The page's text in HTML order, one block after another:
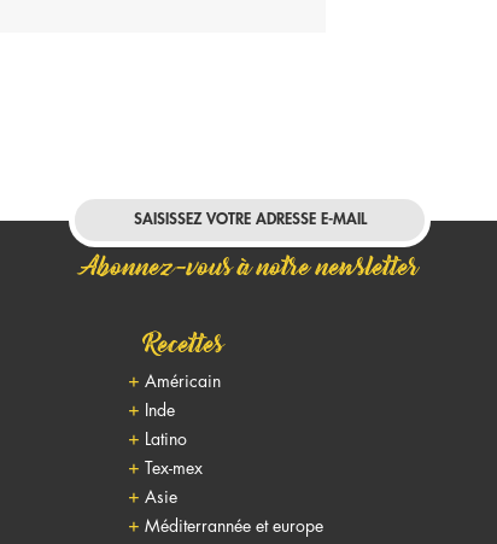
Abonnez-vous à notre newsletter
Recettes
Américain
Inde
Latino
Tex-mex
Asie
Méditerrannée et europe